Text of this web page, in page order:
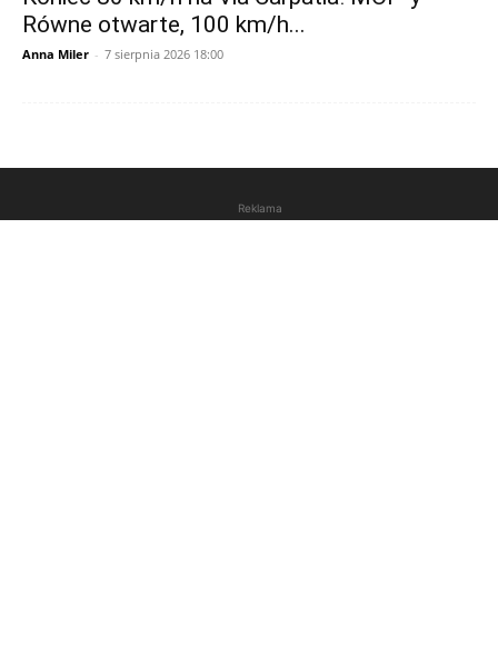
Równe otwarte, 100 km/h...
Anna Miler - 7 sierpnia 2026 18:00
Reklama